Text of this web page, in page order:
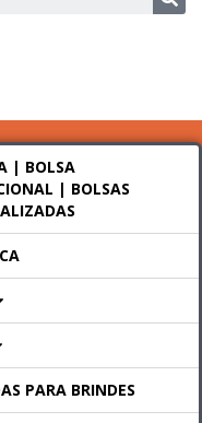
| BOLSA
| BOLSAS
PARA BRINDES